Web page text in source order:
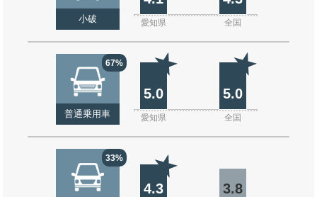
小破 愛知県 全国
67%
普通乗用車
5.0 5.0
愛知県 全国
33%
4.3 3.8